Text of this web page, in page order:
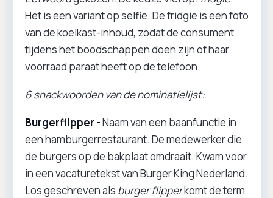
Het is een variant op selfie. De fridgie is een foto
van de koelkast-inhoud, zodat de consument
tijdens het boodschappen doen zijn of haar
voorraad paraat heeft op de telefoon.
6 snackwoorden van de nominatielijst:
Burgerflipper -Naam van een baanfunctie in
een hamburgerrestaurant. De medewerker die
de burgers op de bakplaat omdraait. Kwam voor
in een vacaturetekst van Burger King Nederland.
Los geschreven als burger flipperkomt de term